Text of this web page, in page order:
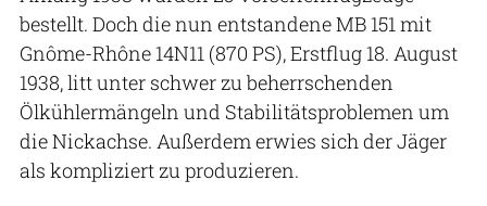
bestellt. Doch die nun entstandene MB 151 mit
Gnôme-Rhône 14N11 (870 PS), Erstflug 18. August
1938, litt unter schwer zu beherrschenden
Ölkühlermängeln und Stabilitätsproblemen um
die Nickachse. Außerdem erwies sich der Jäger
als kompliziert zu produzieren.